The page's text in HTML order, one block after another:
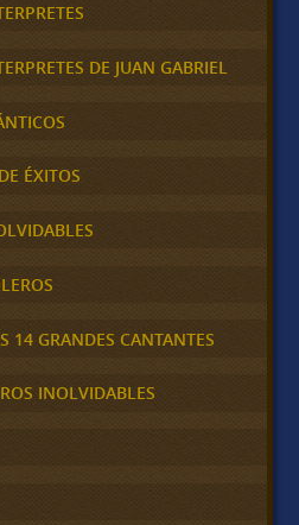
DE JUAN GABRIEL
ÉXITOS
14 GRANDES CANTANTES
INOLVIDABLES